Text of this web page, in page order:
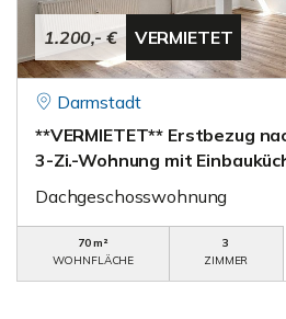
1.200,- € VERMIETET
Darmstadt
**VERMIETET** Erstbezug
3-Zi.-Wohnung mit
Dachgeschosswohnung
70 m²
WOHNFLÄCHE
3
ZIMMER